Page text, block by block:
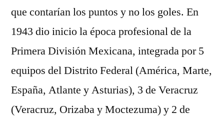
que contarían los puntos y no los goles. En
1943 dio inicio la época profesional de la
Primera División Mexicana, integrada por 5
equipos del Distrito Federal (América, Marte,
España, Atlante y Asturias), 3 de Veracruz
(Veracruz, Orizaba y Moctezuma) y 2 de